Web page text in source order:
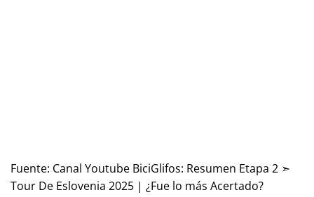
Fuente: Canal Youtube BiciGlifos: Resumen Etapa 2 ➣
Tour De Eslovenia 2025 | ¿Fue lo más Acertado?